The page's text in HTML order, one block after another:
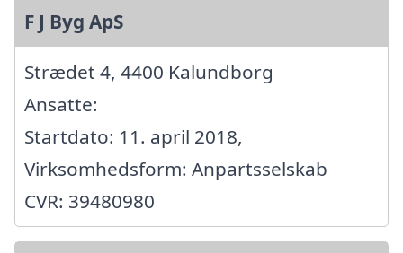
F J Byg ApS
Strædet 4, 4400 Kalundborg
Ansatte:
Startdato: 11. april 2018,
Virksomhedsform: Anpartsselskab
CVR: 39480980